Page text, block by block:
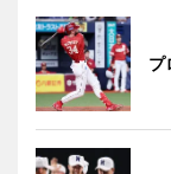
プ